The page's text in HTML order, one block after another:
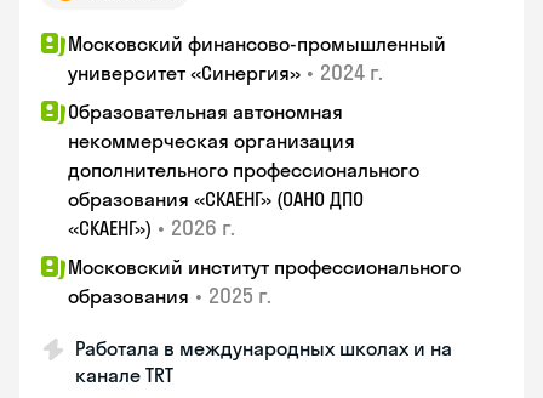
Московский финансово-промышленный
университет «Синергия» • 2024 г.
Образовательная автономная
некоммерческая организация
дополнительного профессионального
образования «СКАЕНГ» (ОАНО ДПО
«СКАЕНГ») • 2026 г.
Московский институт профессионального
образования • 2025 г.
Работала в международных школах и на
канале TRT